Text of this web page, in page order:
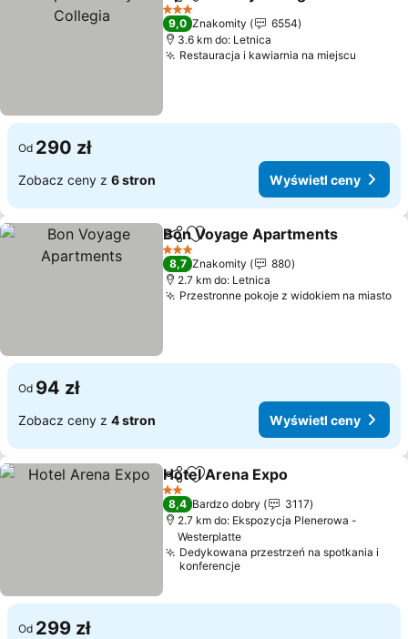
3 Kategoria
9,0 Znakomity
6554
3.6 km do: Letnica
Restauracja i kawiarnia na miejscu
Od 290 zł
Zobacz ceny z 6 stron Wyświetl ceny
Udostępnij
Dodaj do ulubionych
Bon Voyage Apartments
3 Kategoria
8,7 Znakomity
880
2.7 km do: Letnica
Przestronne pokoje z widokiem na miasto
Od 94 zł
Zobacz ceny z 4 stron Wyświetl ceny
Udostępnij
Dodaj do ulubionych
Hotel Arena Expo
2 Kategoria
8,4 Bardzo dobry
3117
2.7 km do: Ekspozycja Plenerowa -
Westerplatte
Dedykowana przestrzeń na spotkania i
konferencje
Od 299 zł